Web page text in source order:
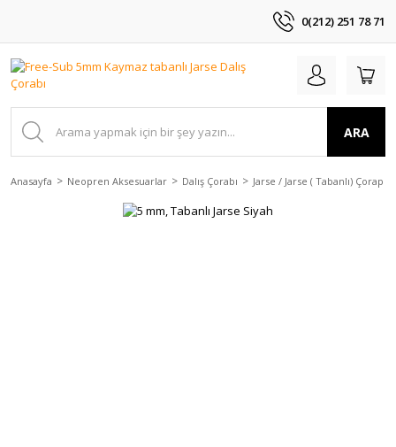
0(212) 251 78 71
ARA
Anasayfa Neopren Aksesuarlar Dalış Çorabı Jarse / Jarse ( Tabanlı) Çorap